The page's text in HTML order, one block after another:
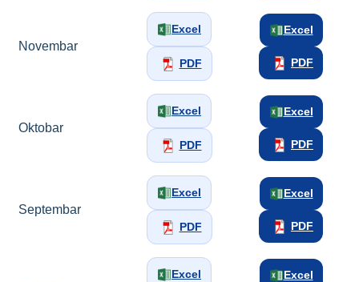
Novembar
Excel
PDF
Excel
PDF
Oktobar
Excel
PDF
Excel
PDF
Septembar
Excel
PDF
Excel
PDF
Excel Excel